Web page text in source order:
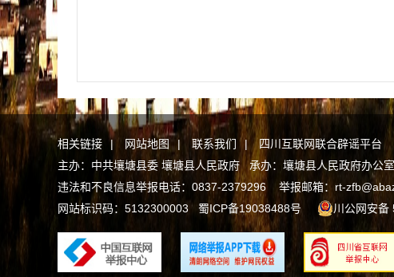
相关链接 | 网站地图 | 联系我们 |
四川互联网联合辟谣平台
主办：中共壤塘县委 壤塘县人民政府 承办：壤塘县人民政府办公
违法和不良信息举报电话：0837-2379296 举报邮箱：rt-
网站标识码：5132300003 蜀ICP备19038488号 川公网安备